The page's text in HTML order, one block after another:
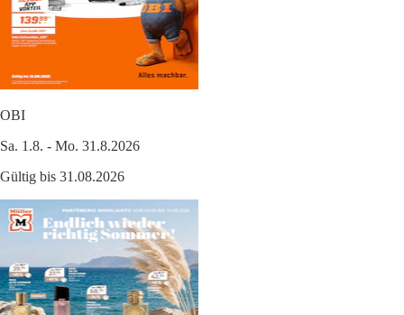
OBI
Sa. 1.8. - Mo. 31.8.2026
Gültig bis 31.08.2026